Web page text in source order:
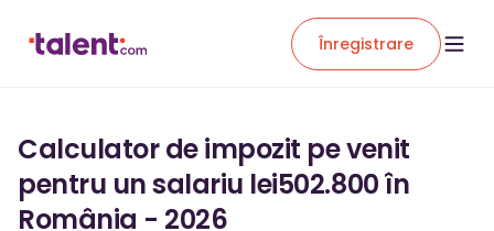
Înregistrare
Calculator de impozit pe venit
pentru un salariu lei502.800 în
România - 2026